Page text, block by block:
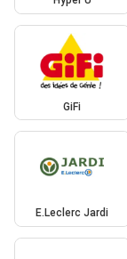
GiFi
E.Leclerc Jardi